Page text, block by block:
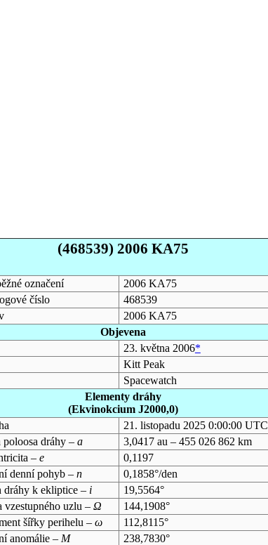
(468539) 2006 KA75
označení
2006 KA75
číslo
468539
2006 KA75
Objevena
23. května 2006*
Kitt Peak
Spacewatch
Elementy dráhy
(Ekvinokcium J2000,0)
21. listopadu 2025 0:00:00 UTC
poloosa dráhy – a
3,0417 au – 455 026 862 km
– e
0,1197
denní pohyb – n
0,1858°/den
dráhy k ekliptice – i
19,5564°
vzestupného uzlu – Ω
144,1908°
šířky perihelu – ω
112,8115°
anomálie – M
238,7830°